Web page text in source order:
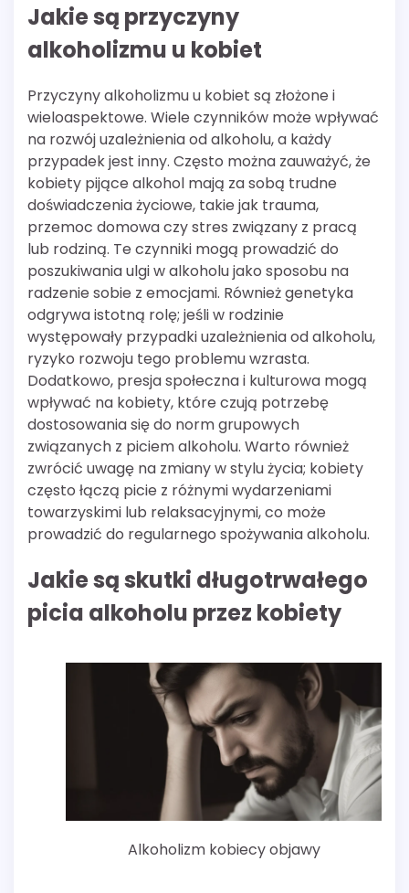
Jakie są przyczyny
alkoholizmu u kobiet
Przyczyny alkoholizmu u kobiet są złożone i
wieloaspektowe. Wiele czynników może wpływać
na rozwój uzależnienia od alkoholu, a każdy
przypadek jest inny. Często można zauważyć, że
kobiety pijące alkohol mają za sobą trudne
doświadczenia życiowe, takie jak trauma,
przemoc domowa czy stres związany z pracą
lub rodziną. Te czynniki mogą prowadzić do
poszukiwania ulgi w alkoholu jako sposobu na
radzenie sobie z emocjami. Również genetyka
odgrywa istotną rolę; jeśli w rodzinie
występowały przypadki uzależnienia od alkoholu,
ryzyko rozwoju tego problemu wzrasta.
Dodatkowo, presja społeczna i kulturowa mogą
wpływać na kobiety, które czują potrzebę
dostosowania się do norm grupowych
związanych z piciem alkoholu. Warto również
zwrócić uwagę na zmiany w stylu życia; kobiety
często łączą picie z różnymi wydarzeniami
towarzyskimi lub relaksacyjnymi, co może
prowadzić do regularnego spożywania alkoholu.
Jakie są skutki długotrwałego
picia alkoholu przez kobiety
Alkoholizm kobiecy objawy